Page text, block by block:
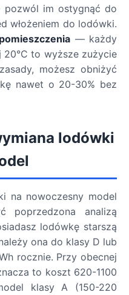
im ostygnąć do
włożeniem do lodówki.
— każdy
to wyższe zużycie
możesz obniżyć
nawet o 20-30% bez
lodówki
na nowoczesny model
poprzedzona analizą
lodówkę starszą
ona do klasy D lub
rocznie. Przy obecnej
to koszt 620-1100
klasy A (150-220